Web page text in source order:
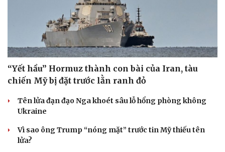
“Yết hầu” Hormuz thành con bài của Iran, tàu
chiến Mỹ bị đặt trước lằn ranh đỏ
Tên lửa đạn đạo Nga khoét sâu lỗ hổng phòng không
Ukraine
Vì sao ông Trump “nóng mặt” trước tin Mỹ thiếu tên
lửa?